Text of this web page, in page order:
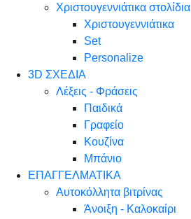
Χριστουγεννιάτικα στολίδια
Χριστουγεννιάτικα
Set
Personalize
3D ΣΧΕΔΙΑ
Λέξεις - Φράσεις
Παιδικά
Γραφείο
Κουζίνα
Μπάνιο
ΕΠΑΓΓΕΛΜΑΤΙΚΑ
Αυτοκόλλητα βιτρίνας
Άνοιξη - Καλοκαίρι